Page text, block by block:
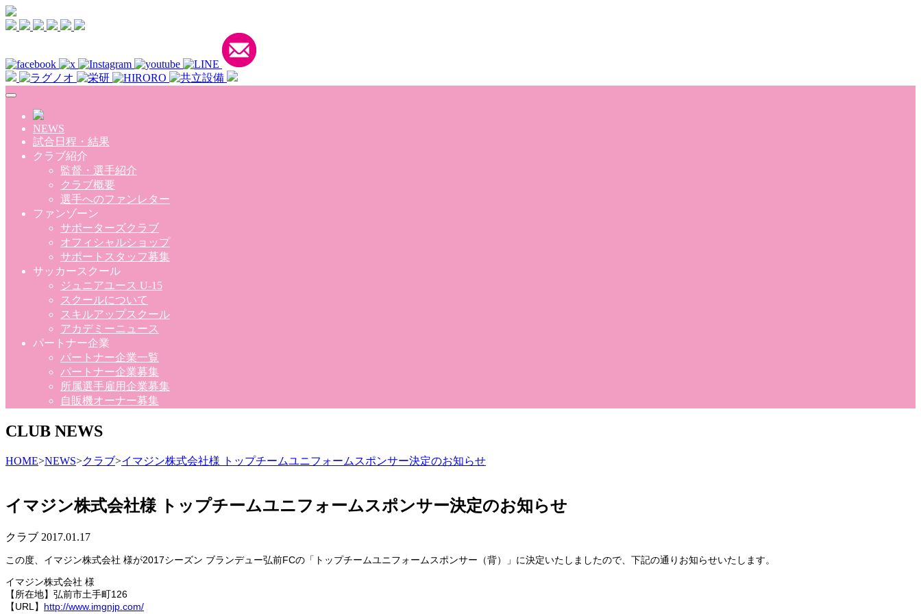
Skip to main content
NEWS
試合日程・結果
クラブ紹介
監督・選手紹介
クラブ概要
選手へのファンレター
ファンゾーン
サポーターズクラブ
オフィシャルショップ
サポートスタッフ募集
サッカースクール
ジュニアユース U-15
スクールについて
スキルアップスクール
アカデミーニュース
パートナー企業
パートナー企業一覧
パートナー企業募集
所属選手雇用企業募集
自販機オーナー募集
CLUB NEWS
HOME>NEWS>クラブ>イマジン株式会社様 トップチームユニフォームスポンサー決定のお知らせ
イマジン株式会社様 トップチームユニフォームスポンサー決定のお知らせ
クラブ 2017.01.17
この度、イマジン株式会社 様が2017シーズン ブランデュー弘前FCの「トップチームユニフォームスポンサー（背）」に決定いたしましたので、下記の通りお知らせいたします。
イマジン株式会社 様
【所在地】弘前市土手町126
【URL】 http://www.imgnjp.com/